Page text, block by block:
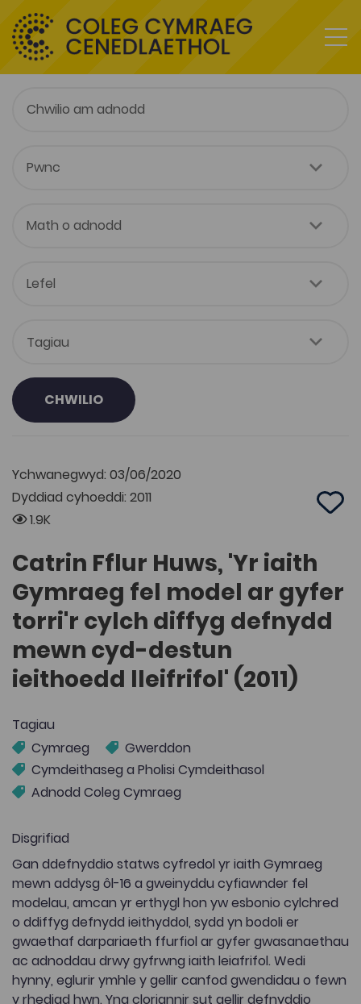
CHWILIO
Ychwanegwyd: 03/06/2020
Dyddiad cyhoeddi: 2011
1.9K
Add
Catrin Fflur Huws, 'Yr iaith
Gymraeg fel model ar gyfer
torri'r cylch diffyg defnydd
mewn cyd-destun
ieithoedd lleifrifol' (2011)
Tagiau
Cymraeg
Gwerddon
Cymdeithaseg a Pholisi Cymdeithasol
Adnodd Coleg Cymraeg
Disgrifiad
Gan ddefnyddio statws cyfredol yr iaith Gymraeg
mewn addysg ôl-16 a gweinyddu cyfiawnder fel
modelau, amcan yr erthygl hon yw esbonio cylchred
o ddiffyg defnydd ieithyddol, sydd yn bodoli er
gwaethaf darpariaeth ffurfiol ar gyfer gwasanaethau
ac adnoddau drwy gyfrwng iaith leiafrifol. Wedi
hynny, eglurir ymhle y gellir canfod gwendidau o fewn
y rhediad hwn. Yna cloriannir sut gellir defnyddio